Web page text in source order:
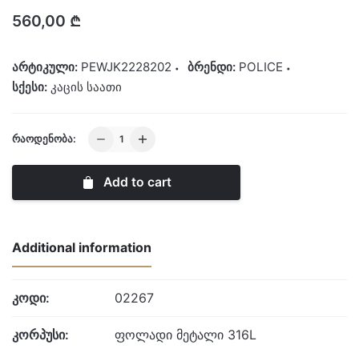
560,00 ₾
არტიკული: PEWJK2228202 ბრენდი: POLICE
სქესი: კაცის საათი
ᲠᲐᲝᲓᲔᲜᲝᲑᲐ:
URBAN
-
Add to cart
Additional information
კოდი: 02267
კორპუსი: ფოლადი მეტალი 316L